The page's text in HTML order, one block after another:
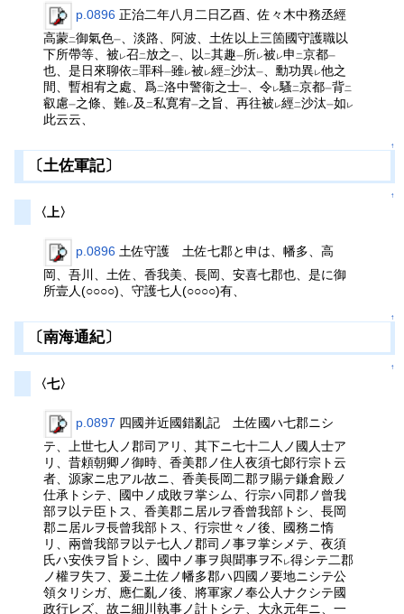
p.0896 正治二年八月二日乙酉、佐々木中務丞經
高蒙二御氣色一、淡路、阿波、土佐以上三箇國守護職以
下所帶等、被 レ召二放之一、以二其趣一所レ被 レ申二京都一
也、是日來聊依二罪科一雖レ被 レ經二沙汰一、勳功異レ他之
間、暫相宥之處、爲二洛中警衞之士一、令レ騷二京都一背二
叡慮一之條、難レ 及二私寛宥一之旨、再往被 レ經二沙汰一如 レ
此云云、
↑
〔土佐軍記〕
↑
〈上〉
p.0896 土佐守護 土佐七郡と申は、幡多、高
岡、吾川、土佐、香我美、長岡、安喜七郡也、是に御
所壹人(○○○○)、守護七人(○○○○)有、
↑
〔南海通紀〕
↑
〈七〉
p.0897 四國并近國錯亂記 土佐國ハ七郡ニシ
テ、上世七人ノ郡司アリ、其下ニ七十二人ノ國人士ア
リ、昔頼朝卿ノ御時、香美郡ノ住人夜須七郞行宗ト云
者、源家ニ忠アル故ニ、香美長岡二郡ヲ賜テ鎌倉殿ノ
仕承トシテ、國中ノ成敗ヲ掌シム、行宗ハ同郡ノ曾我
部ヲ以テ臣トス、香美郡ニ居ルヲ香曾我部トシ、長岡
郡ニ居ルヲ長曾我部トス、行宗世々ノ後、國務ニ惰
リ、兩曾我部ヲ以テ七人ノ郡司ノ事ヲ掌シメテ、夜須
氏ハ安佚ヲ旨トシ、國中ノ事ヲ與聞事ヲ不 レ得シテ二郡
ノ權ヲ失フ、爰ニ土佐ノ幡多郡ハ四國ノ要地ニシテ公
領タリシガ、應仁亂ノ後、將軍家ノ奉公人ナクシテ國
政行レズ、故ニ細川執事ノ計トシテ、大永元年ニ、一